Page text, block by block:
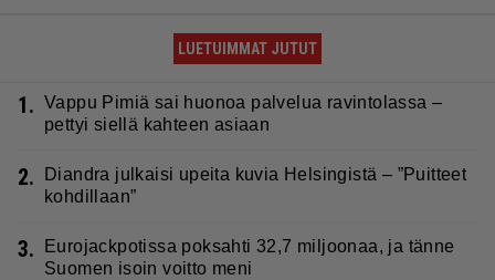
LUETUIMMAT JUTUT
1. Vappu Pimiä sai huonoa palvelua ravintolassa –
pettyi siellä kahteen asiaan
2.
Diandra julkaisi upeita kuvia Helsingistä – ”Puitteet
kohdillaan”
3.
Eurojackpotissa poksahti 32,7 miljoonaa, ja tänne
Suomen isoin voitto meni